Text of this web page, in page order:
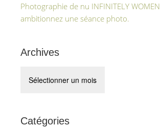
Photographie de nu INFINITELY WOMEN
ambitionnez une séance photo.
Archives
Catégories